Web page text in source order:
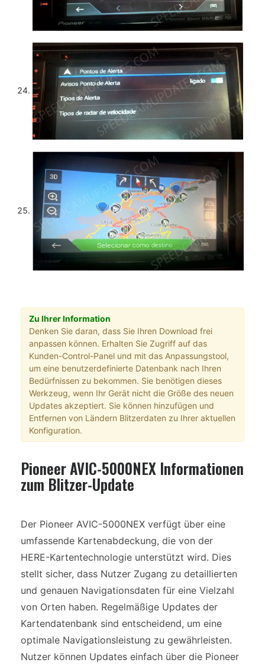
Zu Ihrer Information
Denken Sie daran, dass Sie Ihren Download frei
anpassen können. Erhalten Sie Zugriff auf das
Kunden-Control-Panel und mit das Anpassungstool,
um eine benutzerdefinierte Datenbank nach Ihren
Bedürfnissen zu bekommen. Sie benötigen dieses
Werkzeug, wenn Ihr Gerät nicht die Größe des neuen
Updates akzeptiert. Sie können hinzufügen und
Entfernen von Ländern Blitzerdaten zu Ihrer aktuellen
Konfiguration.
Pioneer AVIC-5000NEX Informationen
zum Blitzer-Update
Der Pioneer AVIC-5000NEX verfügt über eine
umfassende Kartenabdeckung, die von der
HERE-Kartentechnologie unterstützt wird. Dies
stellt sicher, dass Nutzer Zugang zu detaillierten
und genauen Navigationsdaten für eine Vielzahl
von Orten haben. Regelmäßige Updates der
Kartendatenbank sind entscheidend, um eine
optimale Navigationsleistung zu gewährleisten.
Nutzer können Updates einfach über die Pioneer